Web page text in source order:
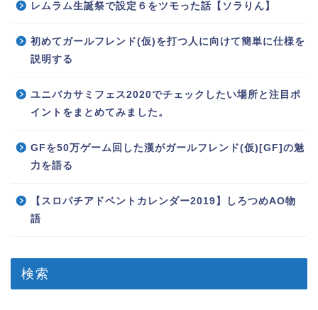
レムラム生誕祭で設定６をツモった話【ソラりん】
初めてガールフレンド(仮)を打つ人に向けて簡単に仕様を
説明する
ユニバカサミフェス2020でチェックしたい場所と注目ポ
イントをまとめてみました。
GFを50万ゲーム回した漢がガールフレンド(仮)[GF]の魅
力を語る
【スロパチアドベントカレンダー2019】しろつめAO物
語
検索